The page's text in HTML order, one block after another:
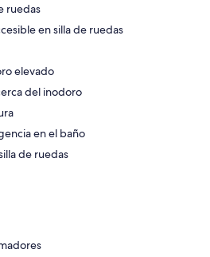
ruedas
en silla de ruedas
elevado
del inodoro
en el baño
de ruedas